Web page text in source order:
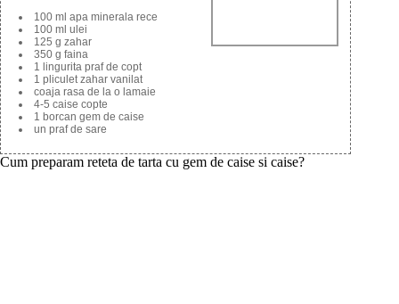
100 ml apa minerala rece
100 ml ulei
125 g zahar
350 g faina
1 lingurita praf de copt
1 pliculet zahar vanilat
coaja rasa de la o lamaie
4-5 caise copte
1 borcan gem de caise
un praf de sare
Cum preparam reteta de tarta cu gem de caise si caise?